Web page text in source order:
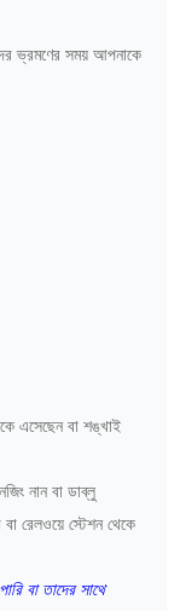
ভ্রমণের সময় আপনাকে
এসেছেন বা শঙ্খাই
নান বা ডাব্লু
রেলওয়ে স্টেশন থেকে
বা তাদের সাথে